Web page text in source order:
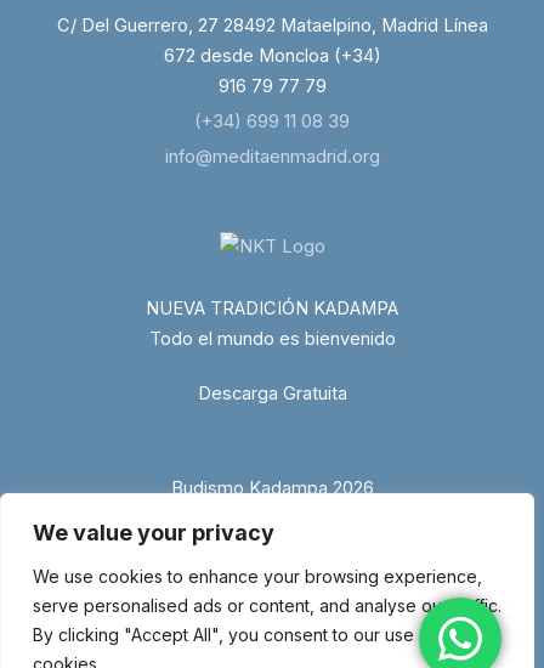
We value your privacy
We use cookies to enhance your browsing experience,
serve personalised ads or content, and analyse our traffic.
By clicking "Accept All", you consent to our use of
cookies.
C/ Del Guerrero, 27 28492 Mataelpino, Madrid Línea
672 desde Moncloa (+34)
916 79 77 79
(+34) 699 11 08 39
info@meditaenmadrid.org
NUEVA TRADICIÓN KADAMPA
Todo el mundo es bienvenido
Descarga Gratuita
Budismo Kadampa 2026